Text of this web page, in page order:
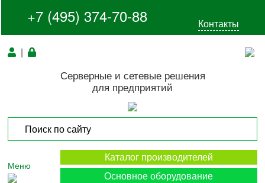
+7 (495) 374-70-88 Контакты
|
Серверные и сетевые решения
для предприятий
Меню
Каталог производителей
Основное оборудование